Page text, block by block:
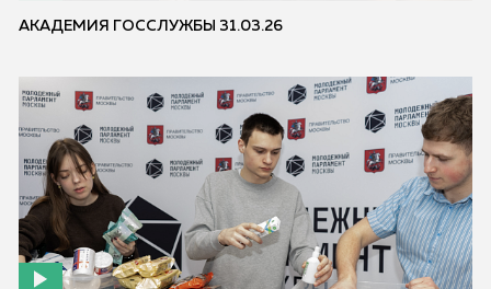
АКАДЕМИЯ ГОССЛУЖБЫ 31.03.26